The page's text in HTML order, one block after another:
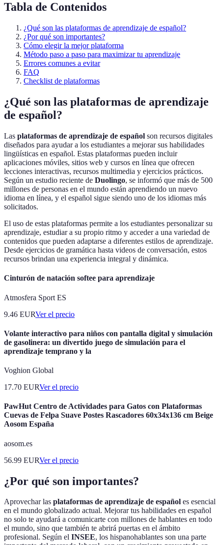
Tabla de Contenidos
¿Qué son las plataformas de aprendizaje de español?
¿Por qué son importantes?
Cómo elegir la mejor plataforma
Método paso a paso para maximizar tu aprendizaje
Errores comunes a evitar
FAQ
Checklist de plataformas
¿Qué son las plataformas de aprendizaje
de español?
Las plataformas de aprendizaje de español son recursos digitales
diseñados para ayudar a los estudiantes a mejorar sus habilidades
lingüísticas en español. Estas plataformas pueden incluir
aplicaciones móviles, sitios web y cursos en línea que ofrecen
lecciones interactivas, recursos multimedia y ejercicios prácticos.
Según un estudio reciente de Duolingo, se informó que más de 500
millones de personas en el mundo están aprendiendo un nuevo
idioma en línea, y el español sigue siendo uno de los idiomas más
solicitados.
El uso de estas plataformas permite a los estudiantes personalizar su
aprendizaje, estudiar a su propio ritmo y acceder a una variedad de
contenidos que pueden adaptarse a diferentes estilos de aprendizaje.
Desde ejercicios de gramática hasta videos de conversación, estos
recursos brindan una experiencia integral y dinámica.
Cinturón de natación softee para aprendizaje
Atmosfera Sport ES
9.46 EURVer el precio
Volante interactivo para niños con pantalla digital y simulación
de gasolinera: un divertido juego de simulación para el
aprendizaje temprano y la
Voghion Global
17.70 EURVer el precio
PawHut Centro de Actividades para Gatos con Plataformas
Cuevas de Felpa Suave Postes Rascadores 60x34x136 cm Beige
Aosom España
aosom.es
56.99 EURVer el precio
¿Por qué son importantes?
Aprovechar las plataformas de aprendizaje de español es esencial
en el mundo globalizado actual. Mejorar tus habilidades en español
no solo te ayudará a comunicarte con millones de hablantes en todo
el mundo, sino que también te abrirá puertas en el ámbito
profesional. Según el INSEE, los hispanohablantes son una parte